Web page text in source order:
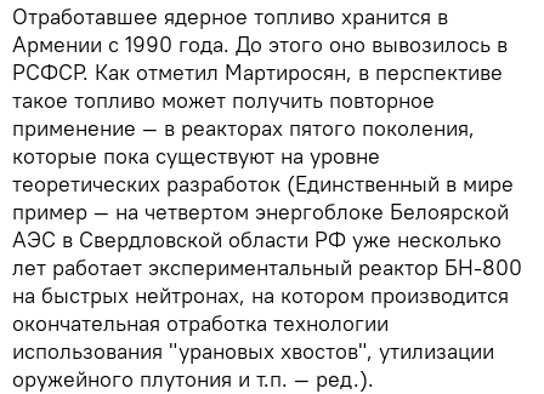
Отработавшее ядерное топливо хранится в
Армении с 1990 года. До этого оно вывозилось в
РСФСР. Как отметил Мартиросян, в перспективе
такое топливо может получить повторное
применение — в реакторах пятого поколения,
которые пока существуют на уровне
теоретических разработок (Единственный в мире
пример — на четвертом энергоблоке Белоярской
АЭС в Свердловской области РФ уже несколько
лет работает экспериментальный реактор БН-800
на быстрых нейтронах, на котором производится
окончательная отработка технологии
использования "урановых хвостов", утилизации
оружейного плутония и т.п. — ред.).